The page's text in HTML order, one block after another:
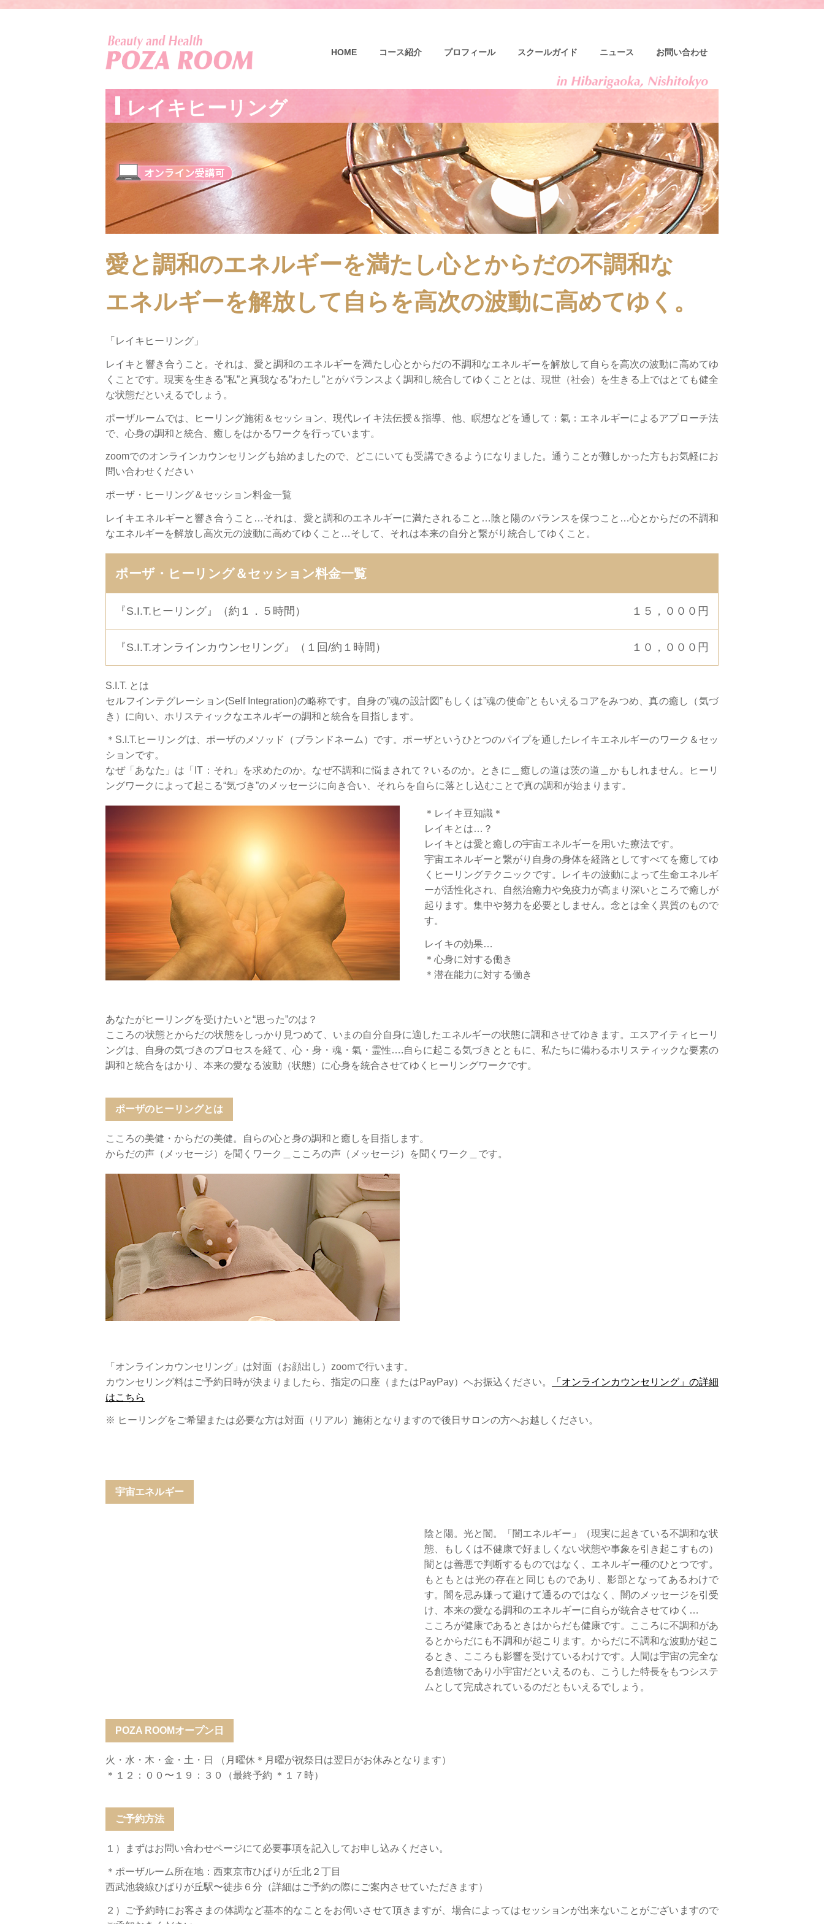
HOME コース紹介 プロフィール スクールガイド ニュース お問い合わせ
レイキヒーリング
愛と調和のエネルギーを満たし心とからだの不調和な
エネルギーを解放して自らを高次の波動に高めてゆく。
「レイキヒーリング」
レイキと響き合うこと。それは、愛と調和のエネルギーを満たし心とからだの不調和なエネルギーを解放して自らを高次の波動に高めてゆ
くことです。現実を生きる”私”と真我なる”わたし”とがバランスよく調和し統合してゆくこととは、現世（社会）を生きる上ではとても健全
な状態だといえるでしょう。
ポーザルームでは、ヒーリング施術＆セッション、現代レイキ法伝授＆指導、他、瞑想などを通して：氣：エネルギーによるアプローチ法
で、心身の調和と統合、癒しをはかるワークを行っています。
zoomでのオンラインカウンセリングも始めましたので、どこにいても受講できるようになりました。通うことが難しかった方もお気軽にお
問い合わせください
ポーザ・ヒーリング＆セッション料金一覧
レイキエネルギーと響き合うこと…それは、愛と調和のエネルギーに満たされること…陰と陽のバランスを保つこと…心とからだの不調和
なエネルギーを解放し高次元の波動に高めてゆくこと…そして、それは本来の自分と繋がり統合してゆくこと。
ポーザ・ヒーリング＆セッション料金一覧
『S.I.T.ヒーリング』（約１．５時間） １５，０００円
『S.I.T.オンラインカウンセリング』（１回/約１時間） １０，０００円
S.I.T. とは
セルフインテグレーション(Self Integration)の略称です。自身の”魂の設計図”もしくは”魂の使命”ともいえるコアをみつめ、真の癒し（気づ
き）に向い、ホリスティックなエネルギーの調和と統合を目指します。
＊S.I.T.ヒーリングは、ポーザのメソッド（ブランドネーム）です。ポーザというひとつのパイプを通したレイキエネルギーのワーク＆セッ
ションです。
なぜ「あなた」は「IT：それ」を求めたのか。なぜ不調和に悩まされて？いるのか。ときに＿癒しの道は茨の道＿かもしれません。ヒーリ
ングワークによって起こる“気づき”のメッセージに向き合い、それらを自らに落とし込むことで真の調和が始まります。
＊レイキ豆知識＊
レイキとは…？
レイキとは愛と癒しの宇宙エネルギーを用いた療法です。
宇宙エネルギーと繋がり自身の身体を経路としてすべてを癒してゆ
くヒーリングテクニックです。レイキの波動によって生命エネルギ
ーが活性化され、自然治癒力や免疫力が高まり深いところで癒しが
起ります。集中や努力を必要としません。念とは全く異質のもので
す。
レイキの効果…
＊心身に対する働き
＊潜在能力に対する働き
あなたがヒーリングを受けたいと“思った”のは？
こころの状態とからだの状態をしっかり見つめて、いまの自分自身に適したエネルギーの状態に調和させてゆきます。エスアイティヒーリ
ングは、自身の気づきのプロセスを経て、心・身・魂・氣・霊性….自らに起こる気づきとともに、私たちに備わるホリスティックな要素の
調和と統合をはかり、本来の愛なる波動（状態）に心身を統合させてゆくヒーリングワークです。
ポーザのヒーリングとは
こころの美健・からだの美健。自らの心と身の調和と癒しを目指します。
からだの声（メッセージ）を聞くワーク＿こころの声（メッセージ）を聞くワーク＿です。
「オンラインカウンセリング」は対面（お顔出し）zoomで行います。
カウンセリング料はご予約日時が決まりましたら、指定の口座（またはPayPay）ヘお振込ください。
「オンラインカウンセリング」の詳細
はこちら
※ ヒーリングをご希望または必要な方は対面（リアル）施術となりますので後日サロンの方へお越しください。
宇宙エネルギー
陰と陽。光と闇。「闇エネルギー」（現実に起きている不調和な状
態、もしくは不健康で好ましくない状態や事象を引き起こすもの）
闇とは善悪で判断するものではなく、エネルギー種のひとつです。
もともとは光の存在と同じものであり、影部となってあるわけで
す。闇を忌み嫌って避けて通るのではなく、闇のメッセージを引受
け、本来の愛なる調和のエネルギーに自らが統合させてゆく…
こころが健康であるときはからだも健康です。こころに不調和があ
るとからだにも不調和が起こります。からだに不調和な波動が起こ
るとき、こころも影響を受けているわけです。人間は宇宙の完全な
る創造物であり小宇宙だといえるのも、こうした特長をもつシステ
ムとして完成されているのだともいえるでしょう。
POZA ROOMオープン日
火・水・木・金・土・日 （月曜休＊月曜が祝祭日は翌日がお休みとなります）
＊１２：００〜１９：３０（最終予約 ＊１７時）
ご予約方法
１）まずはお問い合わせページにて必要事項を記入してお申し込みください。
＊ポーザルーム所在地：西東京市ひばりが丘北２丁目
西武池袋線ひばりが丘駅〜徒歩６分（詳細はご予約の際にご案内させていただきます）
２）ご予約時にお客さまの体調など基本的なことをお伺いさせて頂きますが、場合によってはセッションが出来ないことがございますので